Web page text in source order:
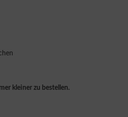
kleiner zu bestellen.